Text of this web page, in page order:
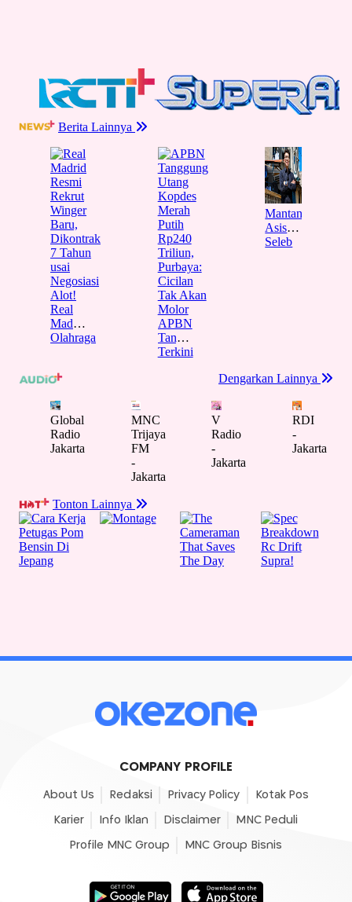
COMPANY PROFILE
About Us Redaksi Privacy Policy Kotak Pos
Karier Info Iklan Disclaimer MNC Peduli
Profile MNC Group MNC Group Bisnis